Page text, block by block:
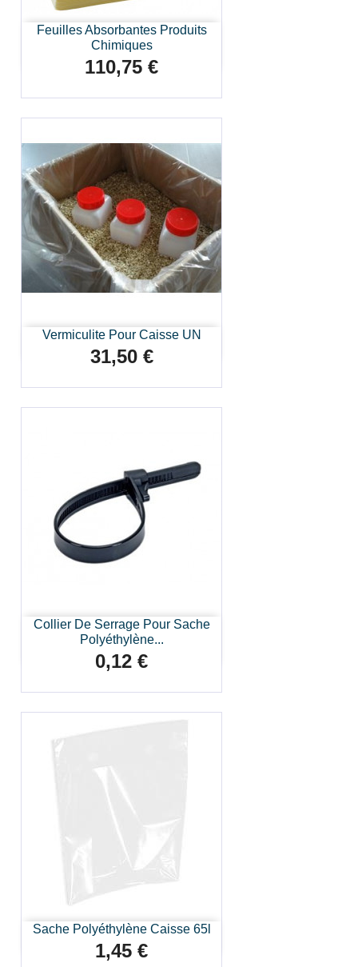
Feuilles Absorbantes Produits
Chimiques
Prix
110,75 €
Vermiculite Pour Caisse UN
Prix
31,50 €
Collier De Serrage Pour Sache
Polyéthylène...
Prix
0,12 €
Sache Polyéthylène Caisse 65l
Prix
1,45 €